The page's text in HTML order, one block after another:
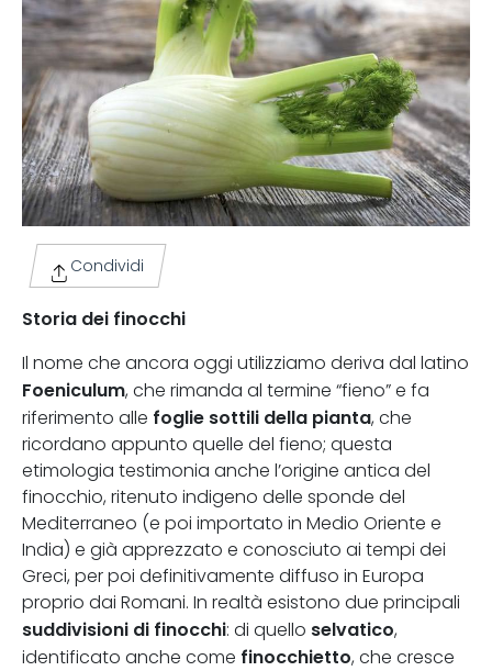
Condividi
Storia dei finocchi
Il nome che ancora oggi utilizziamo deriva dal latino
Foeniculum, che rimanda al termine “fieno” e fa
riferimento alle foglie sottili della pianta, che
ricordano appunto quelle del fieno; questa
etimologia testimonia anche l’origine antica del
finocchio, ritenuto indigeno delle sponde del
Mediterraneo (e poi importato in Medio Oriente e
India) e già apprezzato e conosciuto ai tempi dei
Greci, per poi definitivamente diffuso in Europa
proprio dai Romani. In realtà esistono due principali
suddivisioni di finocchi: di quello selvatico,
identificato anche come finocchietto, che cresce